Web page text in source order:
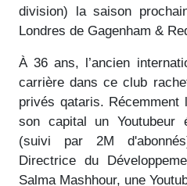
division) la saison
Londres de Gagenham &
À 36 ans, l’ancien
carrière dans ce club
privés qataris.
son capital un Youtubeur
(suivi par 2M
Directrice du
Salma Mashhour, une